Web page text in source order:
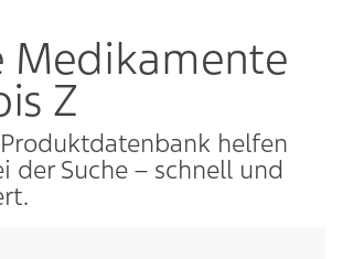
Medikamente
Z
helfen
der Suche – schnell und